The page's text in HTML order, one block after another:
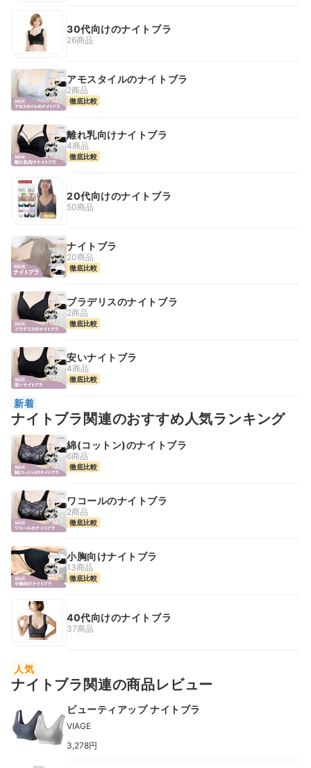
30代向けのナイトブラ
26商品
アモスタイルのナイトブラ
2商品
徹底比較
離れ乳向けナイトブラ
4商品
徹底比較
20代向けのナイトブラ
50商品
ナイトブラ
20商品
徹底比較
ブラデリスのナイトブラ
2商品
徹底比較
安いナイトブラ
4商品
徹底比較
新着
ナイトブラ関連のおすすめ人気ランキング
綿(コットン)のナイトブラ
6商品
徹底比較
ワコールのナイトブラ
2商品
徹底比較
小胸向けナイトブラ
13商品
徹底比較
40代向けのナイトブラ
37商品
人気
ナイトブラ関連の商品レビュー
ビューティアップ ナイトブラ
VIAGE
3,278円